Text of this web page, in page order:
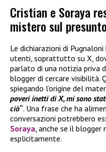
Cristian e Soraya
mistero sul
Le dichiarazioni di
utenti, soprattutto su X,
parlato di una notizia priva
blogger di cercare visibilità.
spiegando l’origine del
poveri inetti di X, mi sono
ciò“. Una frase che ha
conversazioni potrebbero
Soraya, anche se il
esplicitamente.